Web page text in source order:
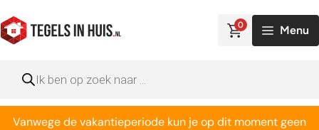
naar
de
0 Menu
zoeken
Vanwege de vakantieperiode kun je op dit moment geen